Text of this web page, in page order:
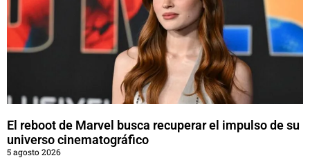
El reboot de Marvel busca recuperar el impulso de su
universo cinematográfico
5 agosto 2026